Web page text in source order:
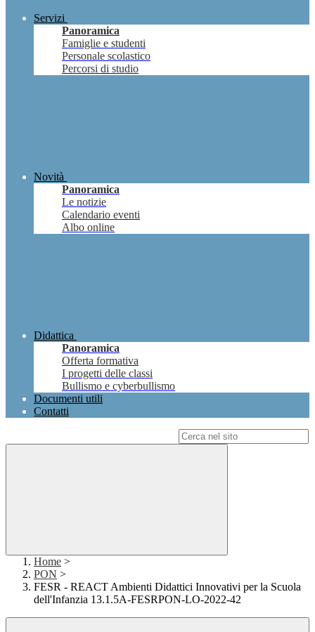
Servizi
Panoramica
Famiglie e studenti
Personale scolastico
Percorsi di studio
Novità
Panoramica
Le notizie
Calendario eventi
Albo online
Didattica
Panoramica
Offerta formativa
I progetti delle classi
Bullismo e cyberbullismo
Documenti utili
Contatti
Home >
PON >
FESR - REACT Ambienti Didattici Innovativi per la Scuola
dell'Infanzia 13.1.5A-FESRPON-LO-2022-42